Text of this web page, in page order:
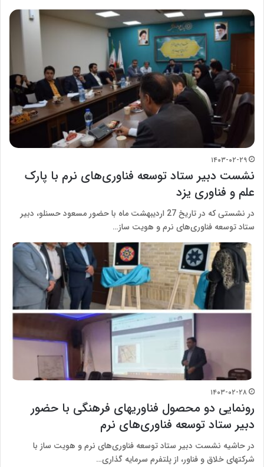
۱۴۰۳-۰۲-۲۹
نشست دبیر ستاد توسعه فناوری‌های نرم با پارک
علم و فناوری یزد
در نشستی که در تاریخ 27 اردیبهشت ماه با حضور مسعود حسنلو، دبیر
ستاد توسعه فناوری‌های نرم و هویت ساز…
۱۴۰۳-۰۲-۲۸
رونمایی دو محصول فناوریهای فرهنگی با حضور
دبیر ستاد توسعه فناوری‌های نرم
در حاشیه نشست دبیر ستاد توسعه فناوری‌های نرم و هویت ساز با
شرکت‎های خلاق و فناور، از پلتفرم سرمایه گذاری…